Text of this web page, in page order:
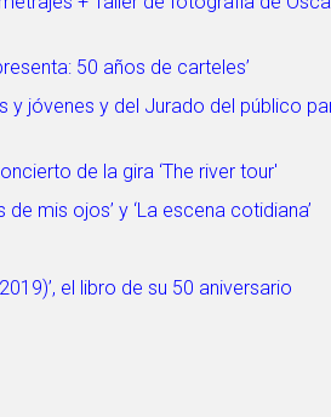
50 años de carteles’
y jóvenes y del Jurado del público
de la gira ‘The river tour'
mis ojos’ y ‘La escena cotidiana’
el libro de su 50 aniversario